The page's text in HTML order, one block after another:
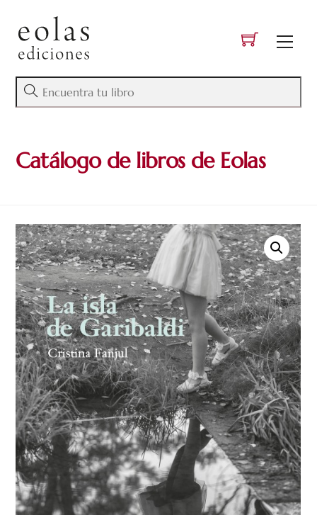
content
Catálogo de libros de Eolas